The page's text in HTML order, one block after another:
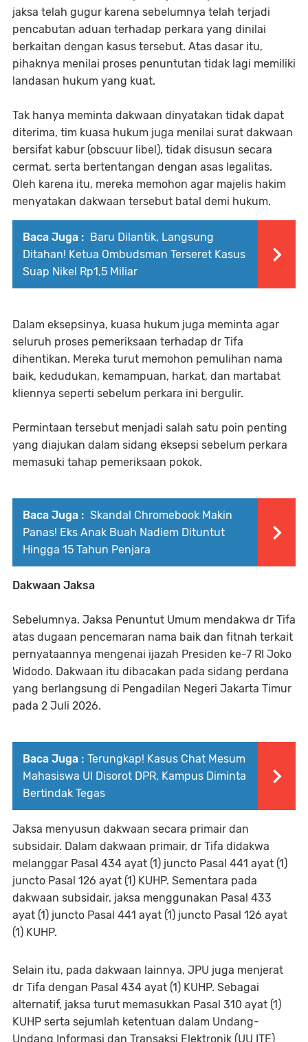
jaksa telah gugur karena sebelumnya telah terjadi
pencabutan aduan terhadap perkara yang dinilai
berkaitan dengan kasus tersebut. Atas dasar itu,
pihaknya menilai proses penuntutan tidak lagi memiliki
landasan hukum yang kuat.
Tak hanya meminta dakwaan dinyatakan tidak dapat
diterima, tim kuasa hukum juga menilai surat dakwaan
bersifat kabur (obscuur libel), tidak disusun secara
cermat, serta bertentangan dengan asas legalitas.
Oleh karena itu, mereka memohon agar majelis hakim
menyatakan dakwaan tersebut batal demi hukum.
Baca Juga : Baru Dilantik, Langsung
Ditahan! Ketua Ombudsman Terseret Kasus
Suap Nikel Rp1,5 Miliar
Dalam eksepsinya, kuasa hukum juga meminta agar
seluruh proses pemeriksaan terhadap dr Tifa
dihentikan. Mereka turut memohon pemulihan nama
baik, kedudukan, kemampuan, harkat, dan martabat
kliennya seperti sebelum perkara ini bergulir.
Permintaan tersebut menjadi salah satu poin penting
yang diajukan dalam sidang eksepsi sebelum perkara
memasuki tahap pemeriksaan pokok.
Baca Juga : Skandal Chromebook Makin
Panas! Eks Anak Buah Nadiem Dituntut
Hingga 15 Tahun Penjara
Dakwaan Jaksa
Sebelumnya, Jaksa Penuntut Umum mendakwa dr Tifa
atas dugaan pencemaran nama baik dan fitnah terkait
pernyataannya mengenai ijazah Presiden ke-7 RI Joko
Widodo. Dakwaan itu dibacakan pada sidang perdana
yang berlangsung di Pengadilan Negeri Jakarta Timur
pada 2 Juli 2026.
Baca Juga : Terungkap! Kasus Chat Mesum
Mahasiswa UI Disorot DPR, Kampus Diminta
Bertindak Tegas
Jaksa menyusun dakwaan secara primair dan
subsidair. Dalam dakwaan primair, dr Tifa didakwa
melanggar Pasal 434 ayat (1) juncto Pasal 441 ayat (1)
juncto Pasal 126 ayat (1) KUHP. Sementara pada
dakwaan subsidair, jaksa menggunakan Pasal 433
ayat (1) juncto Pasal 441 ayat (1) juncto Pasal 126 ayat
(1) KUHP.
Selain itu, pada dakwaan lainnya, JPU juga menjerat
dr Tifa dengan Pasal 434 ayat (1) KUHP. Sebagai
alternatif, jaksa turut memasukkan Pasal 310 ayat (1)
KUHP serta sejumlah ketentuan dalam Undang-
Undang Informasi dan Transaksi Elektronik (UU ITE)